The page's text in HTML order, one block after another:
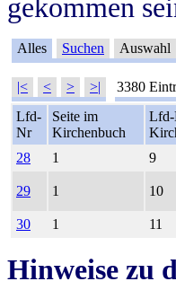
gekommen
Alles Suchen Auswahl
|< < > >| 3380
Lfd-
Nr
Seite im
Kirchenbuch
28
1 9
29 1 10
30 1 11
Hinweise zu